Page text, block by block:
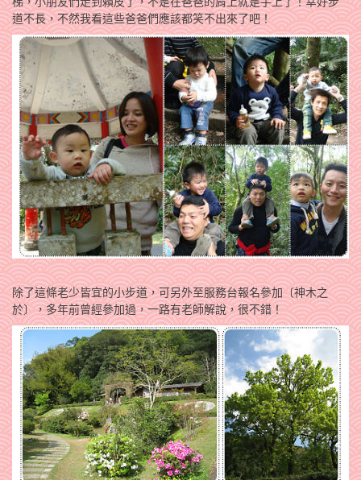
道不長，不然我看這些爸爸們應該都笑不出來了吧！
除了這條老少皆宜的小步道，可另外至服務台報名參加〔神木之
於〕，多年前曾經參加過，一路有老師解說，很不錯！